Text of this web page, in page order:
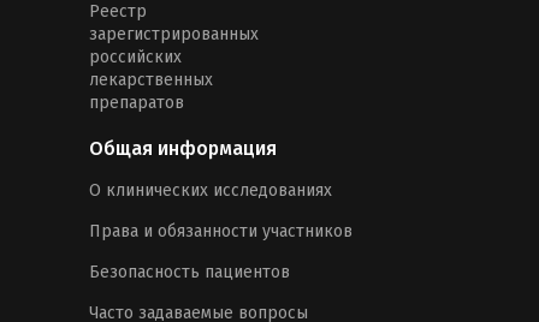
Реестр
зарегистрированных
российских
лекарственных
препаратов
Общая информация
О клинических исследованиях
Права и обязанности участников
Безопасность пациентов
Часто задаваемые вопросы